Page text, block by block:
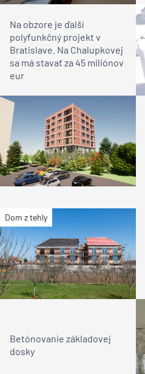
Na obzore je ďalší
polyfunkčný projekt v
Bratislave. Na Chalupkovej
sa má stavať za 45 miliónov
eur
Dom z tehly
Betónovanie základovej
dosky